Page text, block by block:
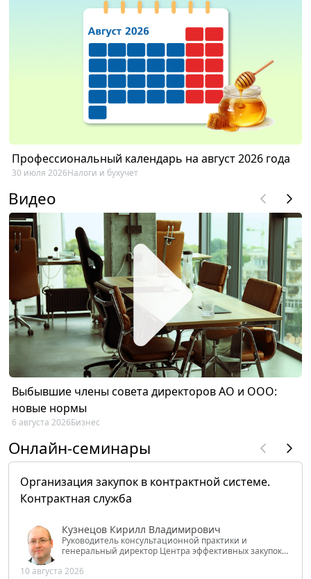
Профессиональный календарь на август 2026 года
30 июля 2026Налоги и бухучет
Видео
Выбывшие члены совета директоров АО и ООО:
новые нормы
6 августа 2026Бизнес
Онлайн-семинары
Организация закупок в контрактной системе.
Контрактная служба
Кузнецов Кирилл Владимирович
Руководитель консультационной практики и
генеральный директор Центра эффективных закупок
РФ
10 августа 2026